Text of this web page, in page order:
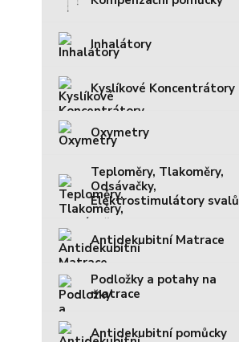
Inhalátory
Kyslíkové Koncentrátory
Oxymetry
Teploměry, Tlakoměry,
Odsávačky,
Elektrostimulátory svalů
Antidekubitní Matrace
Podložky a potahy na
matrace
Antidekubitní pomůcky